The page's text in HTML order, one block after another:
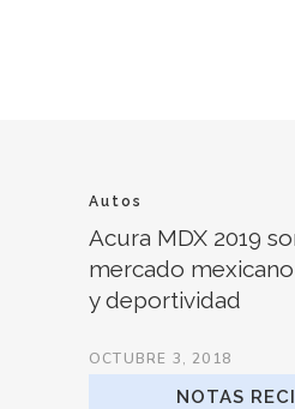
Autos
Acura MDX 2019
mercado
y deportividad
OCTUBRE 3, 2018
NOTAS